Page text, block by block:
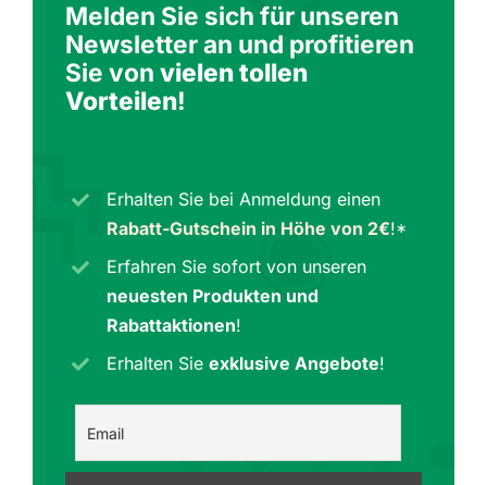
Melden Sie sich für unseren
Newsletter an und profitieren
Sie von vielen tollen
Vorteilen!
Erhalten Sie bei Anmeldung einen
Rabatt-Gutschein in Höhe von 2€!*
Erfahren Sie sofort von unseren
neuesten Produkten und
Rabattaktionen!
Erhalten Sieexklusive Angebote!